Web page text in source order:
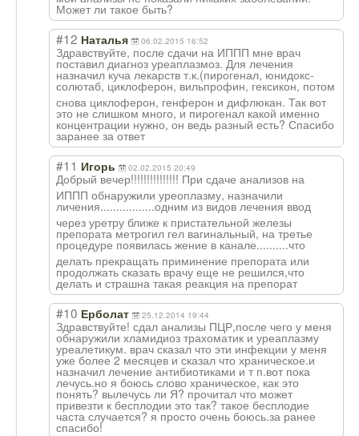
Может ли такое быть?
#12 Наталья 06.02.2015 16:52
Здравствуйте, после сдачи на ИППП мне врач
поставил диагноз уреаплазмоз. Для лечения
назначил куча лекарств т.к.(пирогенал, юнидокс-
солютаб, циклоферон, вильпрофин, гексикон, потом
снова циклоферон, генферон и дифлюкан. Так вот
это не слишком много, и пирогенал какой именно
концентрации нужно, он ведь разный есть? Спасибо
заранее за ответ
#11 Игорь 02.02.2015 20:49
Добрый вечер!!!!!!!!!!!!!!! При сдаче анализов на
ИППП обнаружили уреоплазму, назначили
личения.................одним из видов лечения ввод
через уретру ближе к пристательной железы
препората метрогил гел вагинальный, на третье
процедуре появилась жение в канале..........что
делать прекращать приминение препората или
продолжать сказать врачу еще не решился,что
делать и страшна такая реакция на препорат
#10 Ерболат 25.12.2014 19:44
Здравствуйте! сдал анализы ПЦР,после чего у меня
обнаружили хламидиоз трахоматик и уреаплазму
уреалетикум. врач сказал что эти инфекции у меня
уже более 2 месяцев и сказал что храническое.и
назначил лечение антибиотиками и т п.вот пока
лечусь.но я боюсь слово храническое, как это
понять? вылечусь ли Я? прочитал что может
привезти к бесплодии это так? такое бесплодие
часта случается? я просто очень боюсь.за ранее
спасибо!